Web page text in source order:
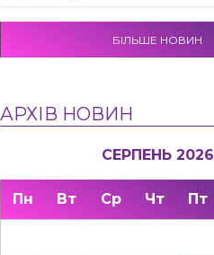
БІЛЬШЕ НОВИН
АРХІВ НОВИН
СЕРПЕНЬ 2026
Пн Вт Ср Чт Пт